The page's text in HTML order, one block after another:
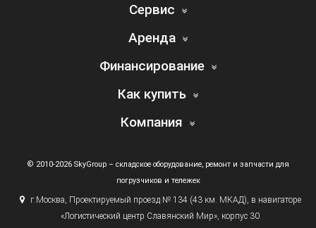
Сервис
Аренда
Финансирование
Как купить
Компания
© 2010-2026 SkyGroup – складское оборудование, ремонт и запчасти для
погрузчиков и тележек
г. Москва, Проектируемый проезд № 134 (43км. МКАД), в навигаторе
«Логистический центр Славянский Мир», корпус 30